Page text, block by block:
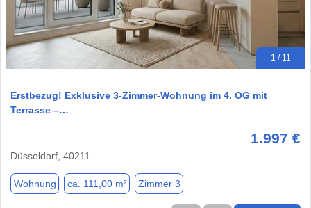
1 / 11
Erstbezug! Exklusive 3-Zimmer-Wohnung im 4. OG mit
Terrasse –…
1.997 €
Düsseldorf, 40211
Wohnung ca. 111,00 m² Zimmer 3